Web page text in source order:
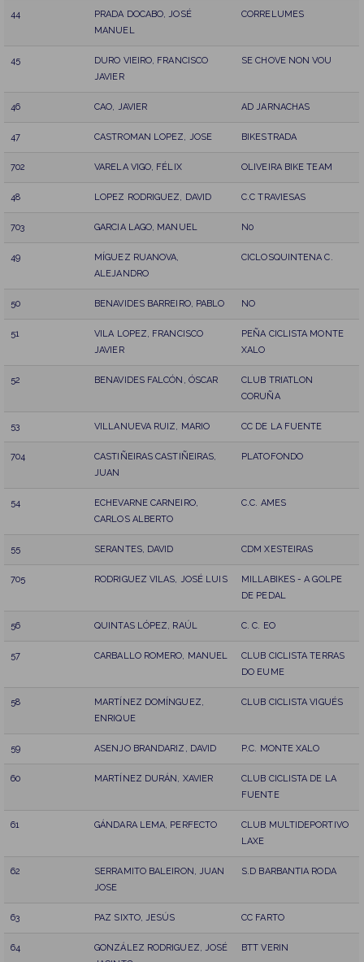
44
PRADA DOCABO, JOSÉ
MANUEL
CORRELUMES
45
DURO VIEIRO, FRANCISCO
JAVIER
SE CHOVE NON VOU
46 CAO, JAVIER AD JARNACHAS
47 CASTROMAN LOPEZ, JOSE BIKESTRADA
702 VARELA VIGO, FÉLIX OLIVEIRA BIKE TEAM
48 LOPEZ RODRIGUEZ, DAVID C.C TRAVIESAS
703 GARCIA LAGO, MANUEL N0
49
MÍGUEZ RUANOVA,
ALEJANDRO
CICLOSQUINTENA C.
50 BENAVIDES BARREIRO, PABLO NO
51
VILA LOPEZ, FRANCISCO
JAVIER
PEÑA CICLISTA MONTE
XALO
52 BENAVIDES FALCÓN, ÓSCAR
CLUB TRIATLON
CORUÑA
53 VILLANUEVA RUIZ, MARIO CC DE LA FUENTE
704
CASTIÑEIRAS CASTIÑEIRAS,
JUAN
PLATOFONDO
54
ECHEVARNE CARNEIRO,
CARLOS ALBERTO
C.C. AMES
55 SERANTES, DAVID CDM XESTEIRAS
705 RODRIGUEZ VILAS, JOSÉ LUIS
MILLABIKES - A GOLPE
DE PEDAL
56 QUINTAS LÓPEZ, RAÚL C. C. EO
57 CARBALLO ROMERO, MANUEL
CLUB CICLISTA TERRAS
DO EUME
58
MARTÍNEZ DOMÍNGUEZ,
ENRIQUE
CLUB CICLISTA VIGUÉS
59 ASENJO BRANDARIZ, DAVID P.C. MONTE XALO
60 MARTÍNEZ DURÁN, XAVIER
CLUB CICLISTA DE LA
FUENTE
61 GÁNDARA LEMA, PERFECTO
CLUB MULTIDEPORTIVO
LAXE
62
SERRAMITO BALEIRON, JUAN
JOSE
S.D BARBANTIA RODA
63 PAZ SIXTO, JESÚS CC FARTO
64
GONZÁLEZ RODRIGUEZ, JOSÉ
BTT VERIN